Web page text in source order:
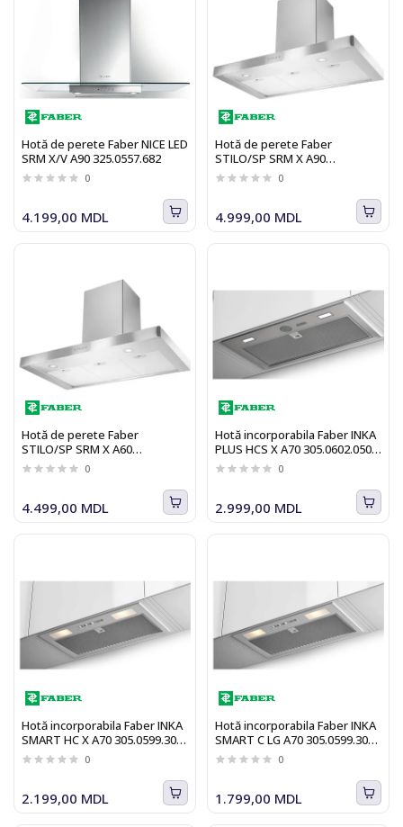
Hotă de perete Faber NICE LED
SRM X/V A90 325.0557.682
0
4.199,00 MDL
Hotă de perete Faber
STILO/SP SRM X A90
325.0557.664, 90 cm, 650 m3/h,
inox
0
4.999,00 MDL
Hotă de perete Faber
STILO/SP SRM X A60
325.0557.663, 60 cm, 650 m3/h,
inox
0
4.499,00 MDL
Hotă incorporabila Faber INKA
PLUS HCS X A70 305.0602.050,
580 m3/h, 70 cm, inox
0
2.999,00 MDL
Hotă incorporabila Faber INKA
SMART HC X A70 305.0599.308,
390 m3/h, clasa B, 70 cm, inox
0
2.199,00 MDL
Hotă incorporabila Faber INKA
SMART C LG A70 305.0599.306,
500 m3/h, clasa C, 70 cm
0
1.799,00 MDL